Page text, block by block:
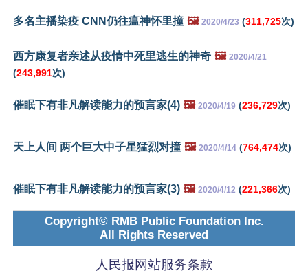
多名主播染疫 CNN仍往瘟神怀里撞 🖼️ 2020/4/23 (311,725次)
西方康复者亲述从疫情中死里逃生的神奇 🖼️ 2020/4/21
(243,991次)
催眠下有非凡解读能力的预言家(4) 🖼️ 2020/4/19 (236,729次)
天上人间 两个巨大中子星猛烈对撞 🖼️ 2020/4/14 (764,474次)
催眠下有非凡解读能力的预言家(3) 🖼️ 2020/4/12 (221,366次)
Copyright© RMB Public Foundation Inc.
All Rights Reserved
人民报网站服务条款